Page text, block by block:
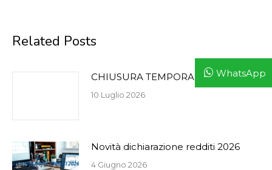
Related Posts
CHIUSURA TEMPORANEA 14-07-26
10 Luglio 2026
Novità dichiarazione redditi 2026
4 Giugno 2026
WhatsApp